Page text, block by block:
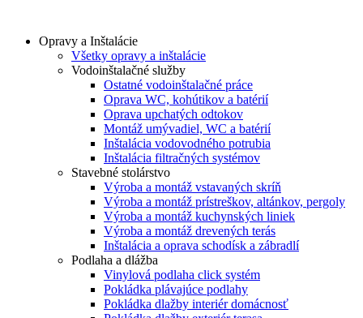
obsah
Opravy a Inštalácie
Všetky opravy a inštalácie
Vodoinštalačné služby
Ostatné vodoinštalačné práce
Oprava WC, kohútikov a batérií
Oprava upchatých odtokov
Montáž umývadiel, WC a batérií
Inštalácia vodovodného potrubia
Inštalácia filtračných systémov
Stavebné stolárstvo
Výroba a montáž vstavaných skríň
Výroba a montáž prístreškov, altánkov, pergoly
Výroba a montáž kuchynských liniek
Výroba a montáž drevených terás
Inštalácia a oprava schodísk a zábradlí
Podlaha a dlážba
Vinylová podlaha click systém
Pokládka plávajúce podlahy
Pokládka dlažby interiér domácnosť